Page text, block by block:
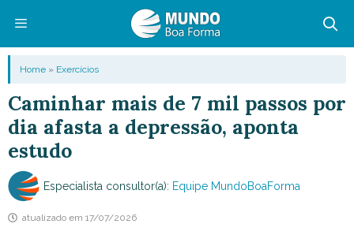
conteúdo
Menu
Home » Exercícios
Caminhar mais de 7 mil passos por
dia afasta a depressão, aponta
estudo
Especialista consultor(a): Equipe MundoBoaForma
atualizado em 17/07/2026